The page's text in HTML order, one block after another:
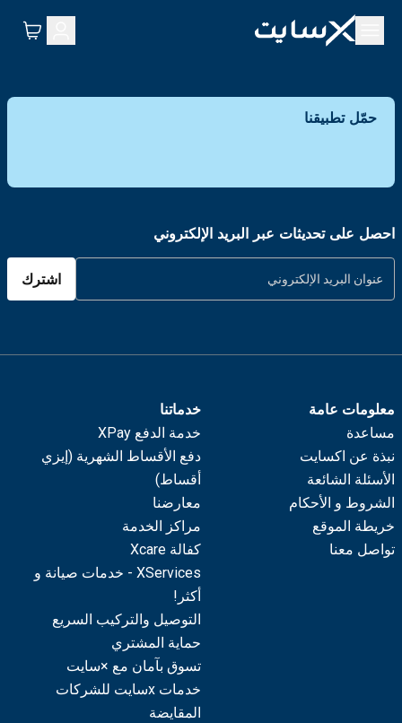
حمّل تطبيقنا
احصل على تحديثات عبر البريد الإلكتروني
اشترك
معلومات عامة
مساعدة
نبذة عن اكسايت
الأسئلة الشائعة
الشروط و الأحكام
خريطة الموقع
تواصل معنا
خدماتنا
خدمة الدفع XPay
دفع الأقساط الشهرية (إيزي
أقساط)
معارضنا
مراكز الخدمة
كفالة Xcare
XServices - خدمات صيانة و
أكثر!
التوصيل والتركيب السريع
حماية المشتري
تسوق بآمان مع ×سايت
خدمات xسايت للشركات
المقايضة